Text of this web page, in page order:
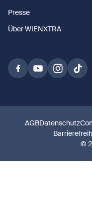
Presse
Über WIENXTRA
©
AGBDatenschutz